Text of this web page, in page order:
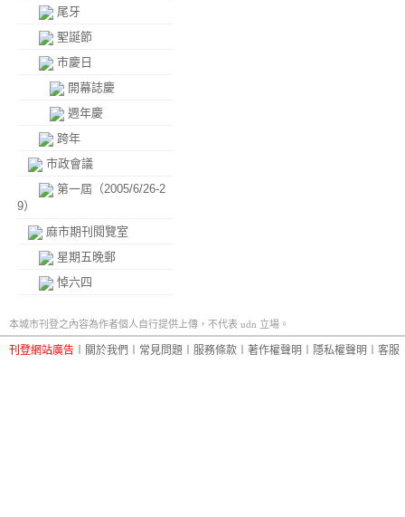
尾牙
聖誕節
市慶日
開幕誌慶
週年慶
跨年
市政會議
第一屆（2005/6/26-2
9）
麻市期刊閱覽室
星期五晚郵
悼六四
本城市刊登之內容為作者個人自行提供上傳，不代表 udn 立場。
刊登網站廣告 關於我們 常見問題 服務條款 著作權聲明 隱私權聲明 客服